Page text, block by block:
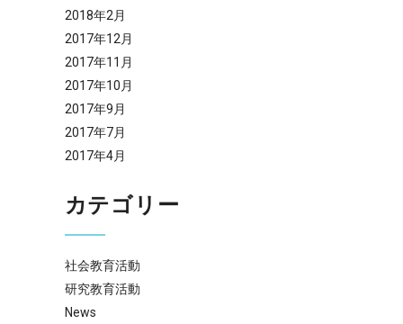
2018年2月
2017年12月
2017年11月
2017年10月
2017年9月
2017年7月
2017年4月
カテゴリー
社会教育活動
研究教育活動
News